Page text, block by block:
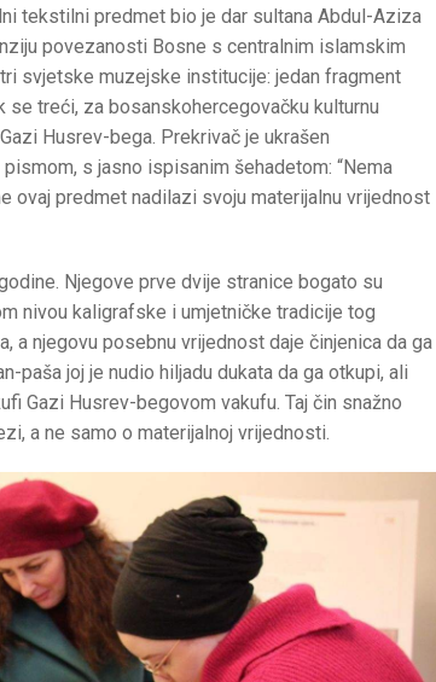
tekstilni predmet bio je dar sultana Abdul-Aziza
povezanosti Bosne s centralnim islamskim
svjetske muzejske institucije: jedan fragment
se treći, za bosanskohercegovačku kulturnu
Husrev-bega. Prekrivač je ukrašen
s jasno ispisanim šehadetom: “Nema
ovaj predmet nadilazi svoju materijalnu vrijednost
Njegove prve dvije stranice bogato su
nivou kaligrafske i umjetničke tradicije tog
a njegovu posebnu vrijednost daje činjenica da ga
paša joj je nudio hiljadu dukata da ga otkupi, ali
Gazi Husrev-begovom vakufu. Taj čin snažno
a ne samo o materijalnoj vrijednosti.